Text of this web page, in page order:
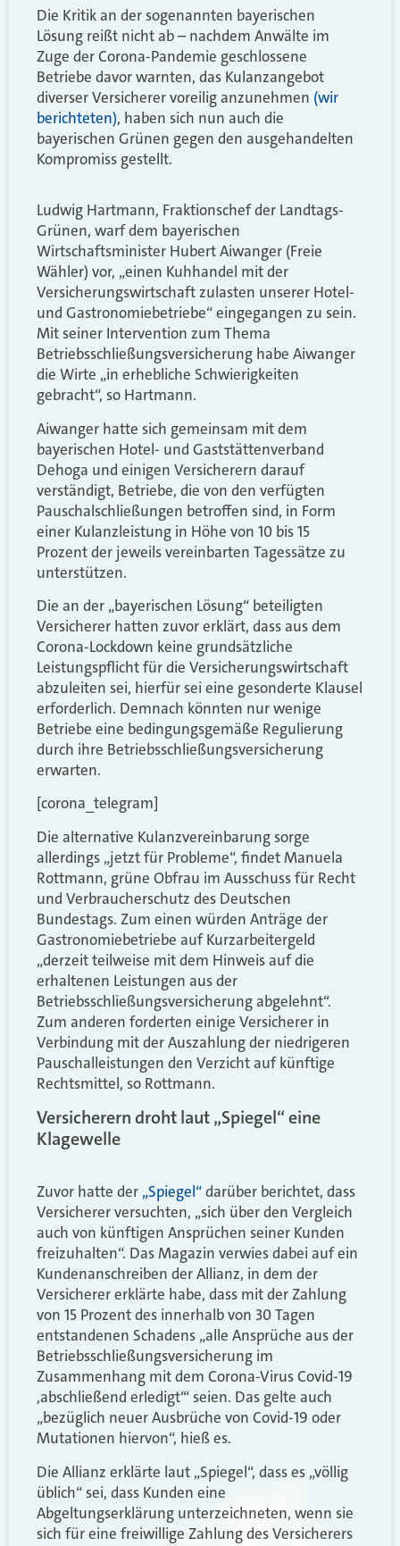
Die Kritik an der sogenannten bayerischen
Lösung reißt nicht ab – nachdem Anwälte im
Zuge der Corona-Pandemie geschlossene
Betriebe davor warnten, das Kulanzangebot
diverser Versicherer voreilig anzunehmen (wir
berichteten), haben sich nun auch die
bayerischen Grünen gegen den ausgehandelten
Kompromiss gestellt.
Ludwig Hartmann, Fraktionschef der Landtags-
Grünen, warf dem bayerischen
Wirtschaftsminister Hubert Aiwanger (Freie
Wähler) vor, „einen Kuhhandel mit der
Versicherungswirtschaft zulasten unserer Hotel-
und Gastronomiebetriebe“ eingegangen zu sein.
Mit seiner Intervention zum Thema
Betriebsschließungsversicherung habe Aiwanger
die Wirte „in erhebliche Schwierigkeiten
gebracht“, so Hartmann.
Aiwanger hatte sich gemeinsam mit dem
bayerischen Hotel- und Gaststättenverband
Dehoga und einigen Versicherern darauf
verständigt, Betriebe, die von den verfügten
Pauschalschließungen betroffen sind, in Form
einer Kulanzleistung in Höhe von 10 bis 15
Prozent der jeweils vereinbarten Tagessätze zu
unterstützen.
Die an der „bayerischen Lösung“ beteiligten
Versicherer hatten zuvor erklärt, dass aus dem
Corona-Lockdown keine grundsätzliche
Leistungspflicht für die Versicherungswirtschaft
abzuleiten sei, hierfür sei eine gesonderte Klausel
erforderlich. Demnach könnten nur wenige
Betriebe eine bedingungsgemäße Regulierung
durch ihre Betriebsschließungsversicherung
erwarten.
[corona_telegram]
Die alternative Kulanzvereinbarung sorge
allerdings „jetzt für Probleme“, findet Manuela
Rottmann, grüne Obfrau im Ausschuss für Recht
und Verbraucherschutz des Deutschen
Bundestags. Zum einen würden Anträge der
Gastronomiebetriebe auf Kurzarbeitergeld
„derzeit teilweise mit dem Hinweis auf die
erhaltenen Leistungen aus der
Betriebsschließungsversicherung abgelehnt“.
Zum anderen forderten einige Versicherer in
Verbindung mit der Auszahlung der niedrigeren
Pauschalleistungen den Verzicht auf künftige
Rechtsmittel, so Rottmann.
Versicherern droht laut „Spiegel“ eine
Klagewelle
Zuvor hatte der „Spiegel“darüber berichtet, dass
Versicherer versuchten, „sich über den Vergleich
auch von künftigen Ansprüchen seiner Kunden
freizuhalten“. Das Magazin verwies dabei auf ein
Kundenanschreiben der Allianz, in dem der
Versicherer erklärte habe, dass mit der Zahlung
von 15 Prozent des innerhalb von 30 Tagen
entstandenen Schadens „alle Ansprüche aus der
Betriebsschließungsversicherung im
Zusammenhang mit dem Corona-Virus Covid-19
,abschließend erledigt‘“ seien. Das gelte auch
„bezüglich neuer Ausbrüche von Covid-19 oder
Mutationen hiervon“, hieß es.
Die Allianz erklärte laut „Spiegel“, dass es „völlig
üblich“ sei, dass Kunden eine
Abgeltungserklärung unterzeichneten, wenn sie
sich für eine freiwillige Zahlung des Versicherers